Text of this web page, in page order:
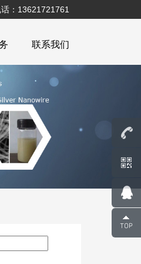
：13621721761
联系我们